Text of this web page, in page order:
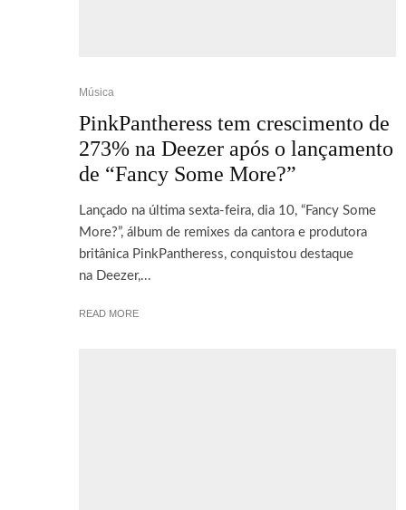
Música
PinkPantheress tem crescimento de
273% na Deezer após o lançamento
de “Fancy Some More?”
Lançado na última sexta-feira, dia 10, “Fancy Some
More?”, álbum de remixes da cantora e produtora
britânica PinkPantheress, conquistou destaque
na Deezer,...
READ MORE